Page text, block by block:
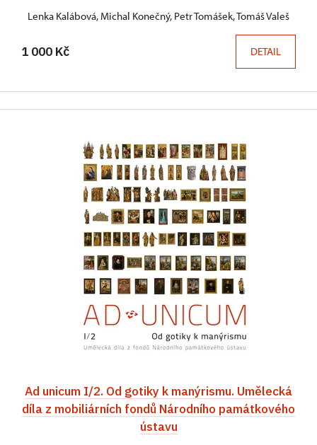
Lenka Kalábová, Michal Konečný, Petr Tomášek, Tomáš Valeš
1 000 Kč DETAIL
Ad unicum I/2. Od gotiky k manýrismu. Umělecká
díla z mobiliárních fondů Národního památkového
ústavu